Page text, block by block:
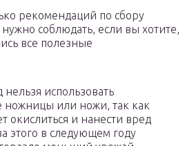
рекомендаций по сбору
соблюдать, если вы хотите,
все полезные
использовать
ножницы или ножи, так как
окислиться и нанести вред
этого в следующем году